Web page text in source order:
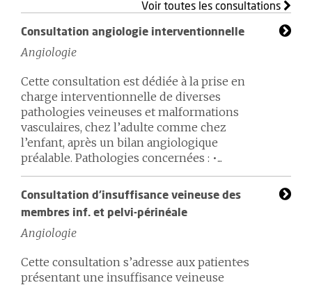
Voir toutes les consultations
Consultation angiologie interventionnelle
Angiologie
Cette consultation est dédiée à la prise en
charge interventionnelle de diverses
pathologies veineuses et malformations
vasculaires, chez l’adulte comme chez
l’enfant, après un bilan angiologique
préalable. Pathologies concernées : •...
Consultation d’insuffisance veineuse des
membres inf. et pelvi-périnéale
Angiologie
Cette consultation s’adresse aux patient·e·s
présentant une insuffisance veineuse